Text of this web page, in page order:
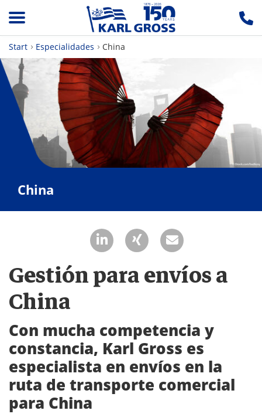
Start Especialidades China
China
Gestión para envíos a
China
Con mucha competencia y
constancia, Karl Gross es
especialista en envíos en la
ruta de transporte comercial
para China